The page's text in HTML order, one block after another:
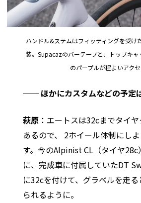
ハンドル&ステムはフィッティングを受け
装。Supacazのバーテープと、トップキ
のパープルが程よいアク
── ほかにカスタムなどの予定
萩原 ：エートスは32cまでタイ
あるので、 2ホイール体制にし
す。今のAlpinist CL（タイヤ28c
に、完成車に付属していたDT
に32cを付けて、グラベルを走
られるように。